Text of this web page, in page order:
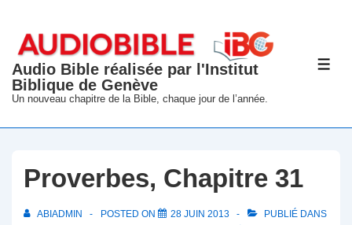
passer
contenu
principal
Audio Bible réalisée par l'Institut
Biblique de Genève
Un nouveau chapitre de la Bible, chaque jour de l’année.
Proverbes, Chapitre 31
ABIADMIN POSTED ON 28 JUIN 2013
PUBLIÉ DANS